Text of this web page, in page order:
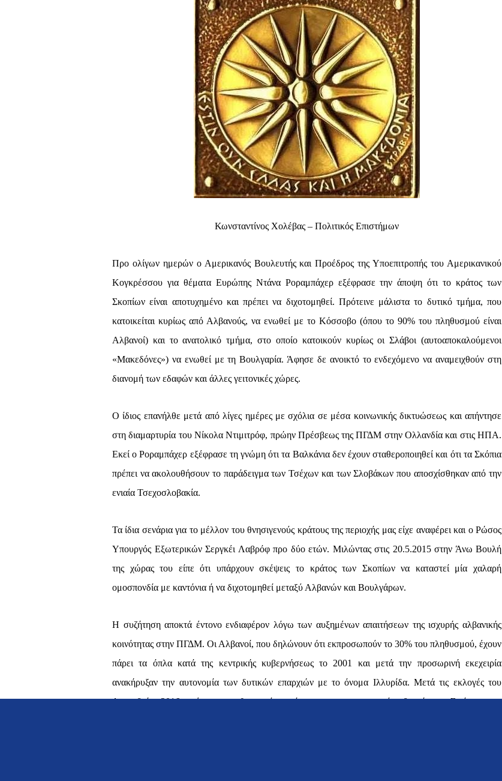
Κωνσταντίνος Χολέβας – Πολιτικός Επιστήμων
Προ ολίγων ημερών ο Αμερικανός Βουλευτής και Προέδρος της Υποεπιτροπής του Αμερικανικού
Κογκρέσσου για θέματα Ευρώπης Ντάνα Ροραμπάχερ εξέφρασε την άποψη ότι το κράτος των
Σκοπίων είναι αποτυχημένο και πρέπει να διχοτομηθεί. Πρότεινε μάλιστα το δυτικό τμήμα, που
κατοικείται κυρίως από Αλβανούς, να ενωθεί με το Κόσσοβο (όπου το 90% του πληθυσμού είναι
Αλβανοί) και το ανατολικό τμήμα, στο οποίο κατοικούν κυρίως οι Σλάβοι (αυτοαποκαλούμενοι
«Μακεδόνες») να ενωθεί με τη Βουλγαρία. Άφησε δε ανοικτό το ενδεχόμενο να αναμειχθούν στη
διανομή των εδαφών και άλλες γειτονικές χώρες.
Ο ίδιος επανήλθε μετά από λίγες ημέρες με σχόλια σε μέσα κοινωνικής δικτυώσεως και απήντησε
στη διαμαρτυρία του Νίκολα Ντιμιτρόφ, πρώην Πρέσβεως της ΠΓΔΜ στην Ολλανδία και στις ΗΠΑ.
Εκεί ο Ροραμπάχερ εξέφρασε τη γνώμη ότι τα Βαλκάνια δεν έχουν σταθεροποιηθεί και ότι τα Σκόπια
πρέπει να ακολουθήσουν το παράδειγμα των Τσέχων και των Σλοβάκων που αποσχίσθηκαν από την
ενιαία Τσεχοσλοβακία.
Τα ίδια σενάρια για το μέλλον του θνησιγενούς κράτους της περιοχής μας είχε αναφέρει και ο Ρώσος
Υπουργός Εξωτερικών Σεργκέι Λαβρόφ προ δύο ετών. Μιλώντας στις 20.5.2015 στην Άνω Βουλή
της χώρας του είπε ότι υπάρχουν σκέψεις το κράτος των Σκοπίων να καταστεί μία χαλαρή
ομοσπονδία με καντόνια ή να διχοτομηθεί μεταξύ Αλβανών και Βουλγάρων.
Η συζήτηση αποκτά έντονο ενδιαφέρον λόγω των αυξημένων απαιτήσεων της ισχυρής αλβανικής
κοινότητας στην ΠΓΔΜ. Οι Αλβανοί, που δηλώνουν ότι εκπροσωπούν το 30% του πληθυσμού, έχουν
πάρει τα όπλα κατά της κεντρικής κυβερνήσεως το 2001 και μετά την προσωρινή εκεχειρία
ανακήρυξαν την αυτονομία των δυτικών επαρχιών με το όνομα Ιλλυρίδα. Μετά τις εκλογές του
Δεκεμβρίου 2016 κατέστησαν ρυθμιστικός παράγων για τον σχηματισμό κυβερνήσεως. Σε άμεση και